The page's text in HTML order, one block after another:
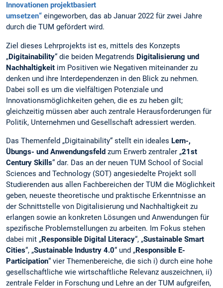
Innovationen projektbasiert
umsetzen“ eingeworben, das ab Januar 2022 für zwei Jahre
durch die TUM gefördert wird.
Ziel dieses Lehrprojekts ist es, mittels des Konzepts
„Digitainability“ die beiden Megatrends Digitalisierung und
Nachhaltigkeit im Positiven wie Negativen miteinander zu
denken und ihre Interdependenzen in den Blick zu nehmen.
Dabei soll es um die vielfältigen Potenziale und
Innovationsmöglichkeiten gehen, die es zu heben gilt;
gleichzeitig müssen aber auch zentrale Herausforderungen für
Politik, Unternehmen und Gesellschaft adressiert werden.
Das Themenfeld „Digitainability“ stellt ein ideales Lern-,
Übungs- und Anwendungsfeld zum Erwerb zentraler „21st
Century Skills“ dar. Das an der neuen TUM School of Social
Sciences and Technology (SOT) angesiedelte Projekt soll
Studierenden aus allen Fachbereichen der TUM die Möglichkeit
geben, neueste theoretische und praktische Erkenntnisse an
der Schnittstelle von Digitalisierung und Nachhaltigkeit zu
erlangen sowie an konkreten Lösungen und Anwendungen für
spezifische Problemstellungen zu arbeiten. Im Fokus stehen
dabei mit „Responsible Digital Literacy“, „Sustainable Smart
Cities“, „Sustainable Industry 4.0“ und „Responsible E-
Participation“ vier Themenbereiche, die sich i) durch eine hohe
gesellschaftliche wie wirtschaftliche Relevanz auszeichnen, ii)
zentrale Felder in Forschung und Lehre an der TUM aufgreifen,